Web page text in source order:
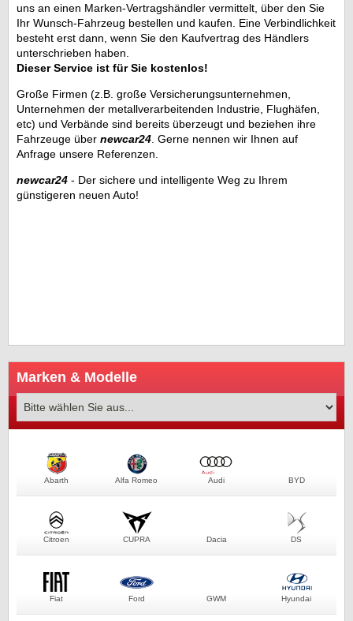
Marken & Modelle
Abarth Alfa Romeo Audi BYD
Citroen CUPRA Dacia DS
Fiat Ford GWM Hyundai
uns an einen Marken-Vertragshändler vermittelt, über den Sie
Ihr Wunsch-Fahrzeug bestellen und kaufen. Eine Verbindlichkeit
besteht erst dann, wenn Sie den Kaufvertrag des Händlers
unterschrieben haben.
Dieser Service ist für Sie kostenlos!
Große Firmen (z.B. große Versicherungsunternehmen,
Unternehmen der metallverarbeitenden Industrie, Flughäfen,
etc) und Verbände sind bereits überzeugt und beziehen ihre
Fahrzeuge über newcar24 . Gerne nennen wir Ihnen auf
Anfrage unsere Referenzen.
newcar24 - Der sichere und intelligente Weg zu Ihrem
günstigeren neuen Auto!